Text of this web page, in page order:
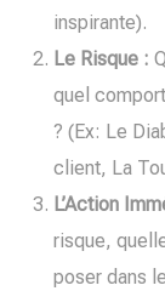
inspirante).
Le Risque :
quel
? (Ex: Le
client, La
L’Action
risque,
poser dans